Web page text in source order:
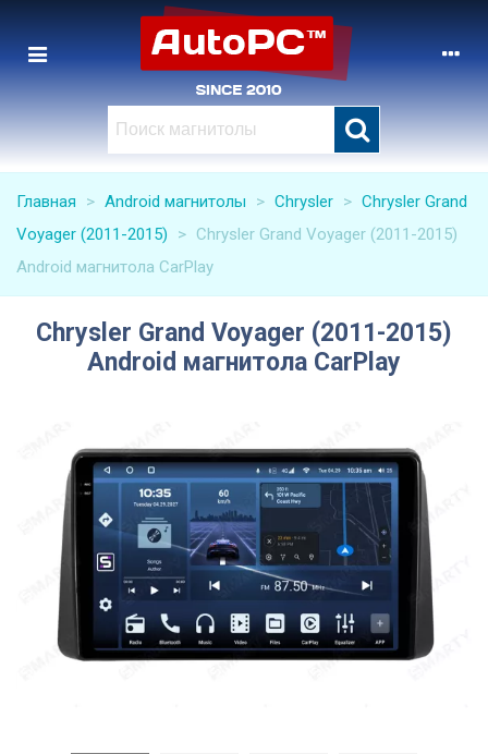
Главная > Android магнитолы > Chrysler > Chrysler Grand
Voyager (2011-2015)
> Chrysler Grand Voyager (2011-2015)
Android магнитола CarPlay
Chrysler Grand Voyager (2011-2015)
Android магнитола CarPlay